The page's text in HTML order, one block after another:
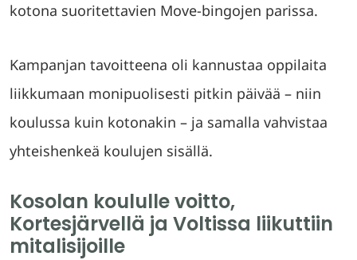
kotona suoritettavien Move-bingojen parissa.
Kampanjan tavoitteena oli kannustaa oppilaita
liikkumaan monipuolisesti pitkin päivää – niin
koulussa kuin kotonakin – ja samalla vahvistaa
yhteishenkeä koulujen sisällä.
Kosolan koululle voitto,
Kortesjärvellä ja Voltissa liikuttiin
mitalisijoille